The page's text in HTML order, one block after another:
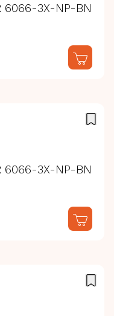
6066-3X-NP-BN
6066-3X-NP-BN